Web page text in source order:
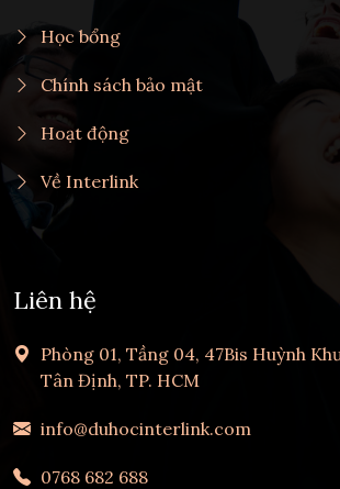
Học bổng
Chính sách bảo mật
Hoạt động
Về Interlink
Liên hệ
Phòng 01, Tầng 04, 47Bis Huỳnh
Tân Định, TP. HCM
info@duhocinterlink.com
0768 682 688